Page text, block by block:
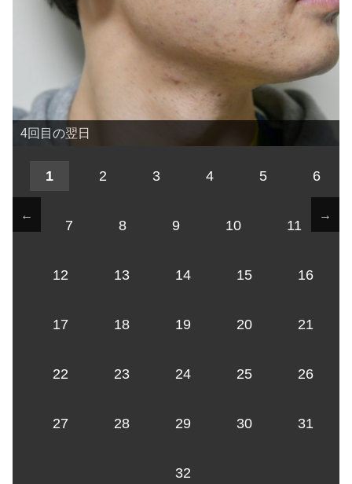
4回目の翌日
← →
1 2 3 4 5 6
7 8 9 10 11
12 13 14 15 16
17 18 19 20 21
22 23 24 25 26
27 28 29 30 31
32